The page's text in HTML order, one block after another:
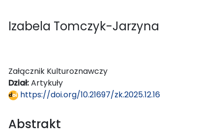
Izabela Tomczyk-Jarzyna
Załącznik Kulturoznawczy
Dział:Artykuły
https://doi.org/10.21697/zk.2025.12.16
Abstrakt